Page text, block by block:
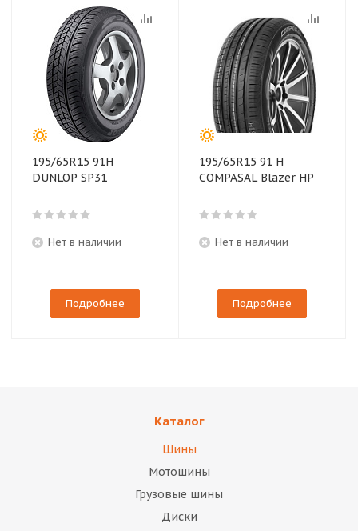
195/65R15 91H
DUNLOP SP31
Нет в наличии
Подробнее
195/65R15 91 H
COMPASAL Blazer HP
Нет в наличии
Подробнее
Каталог
Шины
Мотошины
Грузовые шины
Диски